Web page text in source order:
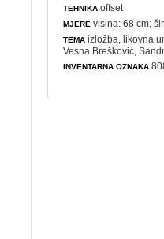
TEHNIKA offset
MJERE visina: 68 cm;
TEMA izložba ,likovna
Vesna Brešković,
INVENTARNA OZNAKA